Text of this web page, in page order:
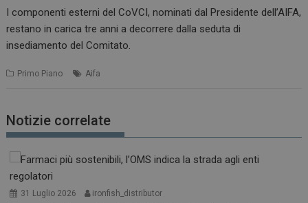
I componenti esterni del CoVCI, nominati dal Presidente dell’AIFA,
restano in carica tre anni a decorrere dalla seduta di
insediamento del Comitato.
Primo Piano Aifa
Notizie correlate
31 Luglio 2026 ironfish_distributor